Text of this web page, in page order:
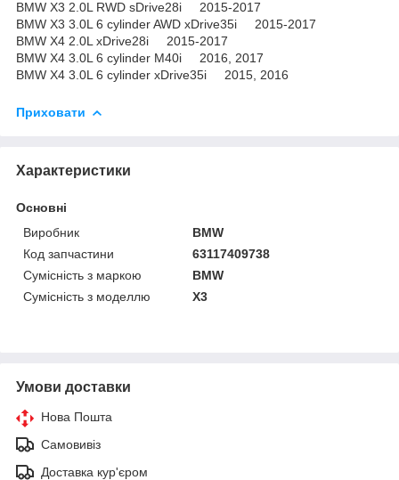
BMW X3 2.0L RWD sDrive28i 2015-2017
BMW X3 3.0L 6 cylinder AWD xDrive35i 2015-2017
BMW X4 2.0L xDrive28i 2015-2017
BMW X4 3.0L 6 cylinder M40i 2016, 2017
BMW X4 3.0L 6 cylinder xDrive35i 2015, 2016
Приховати
Характеристики
Основні
Виробник
BMW
Код запчастини
63117409738
Сумісність з маркою
BMW
Сумісність з моделлю
X3
Умови доставки
Нова Пошта
Самовивіз
Доставка кур'єром